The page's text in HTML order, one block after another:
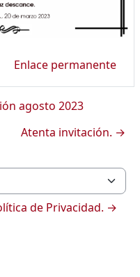
Enlace permanente
agosto 2023
Atenta invitación. →
de Privacidad. →